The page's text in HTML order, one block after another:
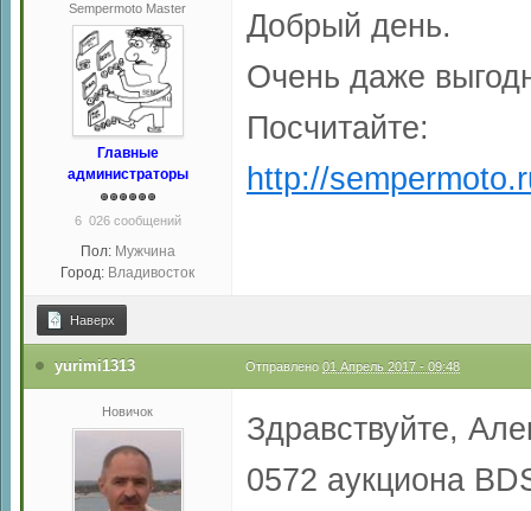
Sempermoto Master
Главные
администраторы
6 026 сообщений
Пол: Мужчина
Город: Владивосток
Добрый день.
Очень даже
Посчитайте:
http://
Наверх
yurimi1313 Отправлено 01 Апрель 2017 - 09:48
Новичок
Здравствуйте,
0572 аукциона